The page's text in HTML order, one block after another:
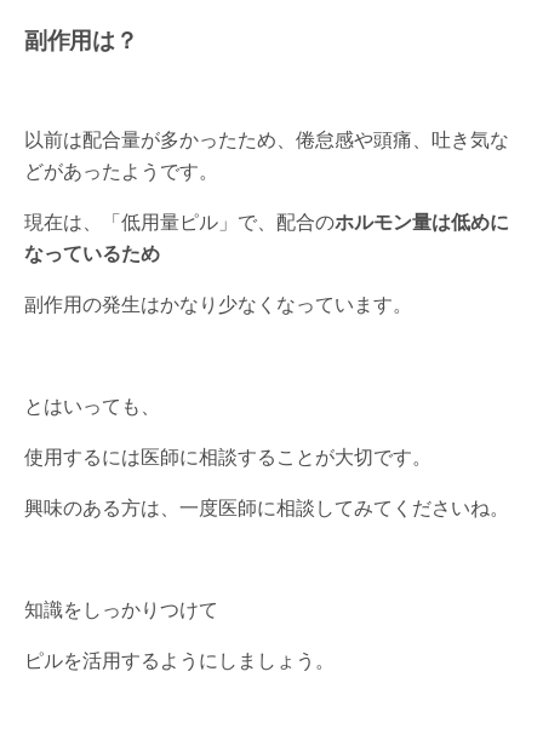
副作用は？
以前は配合量が多かったため、倦怠感や頭痛、吐き気な
どがあったようです。
現在は、「低用量ピル」で、配合のホルモン量は低めに
なっているため
副作用の発生はかなり少なくなっています。
とはいっても、
使用するには医師に相談することが大切です。
興味のある方は、一度医師に相談してみてくださいね。
知識をしっかりつけて
ピルを活用するようにしましょう。